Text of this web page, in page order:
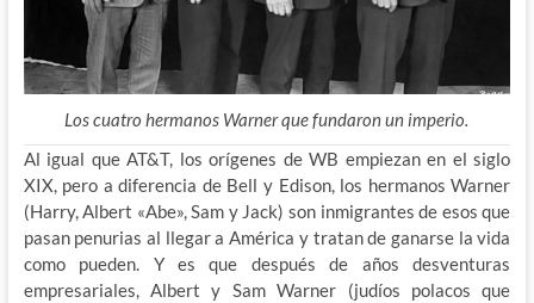
Los cuatro hermanos Warner que fundaron un imperio.
Al igual que AT&T, los orígenes de WB empiezan en el siglo
XIX, pero a diferencia de Bell y Edison, los hermanos Warner
(Harry, Albert «Abe», Sam y Jack) son inmigrantes de esos que
pasan penurias al llegar a América y tratan de ganarse la vida
como pueden. Y es que después de años desventuras
empresariales, Albert y Sam Warner (judíos polacos que